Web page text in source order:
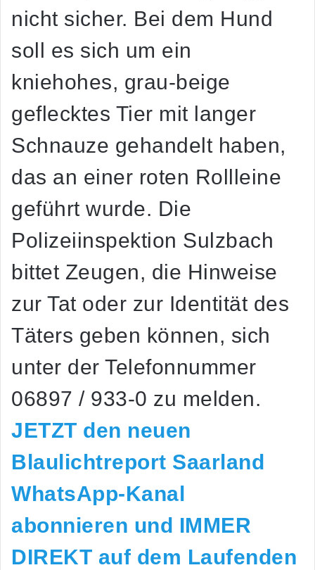
nicht sicher. Bei dem Hund
soll es sich um ein
kniehohes, grau-beige
geflecktes Tier mit langer
Schnauze gehandelt haben,
das an einer roten Rollleine
geführt wurde. Die
Polizeiinspektion Sulzbach
bittet Zeugen, die Hinweise
zur Tat oder zur Identität des
Täters geben können, sich
unter der Telefonnummer
06897 / 933-0 zu melden.
JETZT den neuen
Blaulichtreport Saarland
WhatsApp-Kanal
abonnieren und IMMER
DIREKT auf dem Laufenden